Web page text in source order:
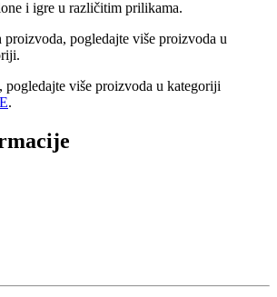
i igre u različitim prilikama.
pogledajte više proizvoda u
pogledajte više proizvoda u kategoriji
.